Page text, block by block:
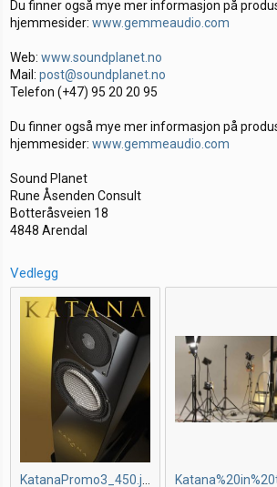
Du finner også mye mer informasjon på
hjemmesider: www.gemmeaudio.com
Web: www.soundplanet.no
Mail: post@soundplanet.no
Telefon (+47) 95 20 20 95
Du finner også mye mer informasjon på
hjemmesider: www.gemmeaudio.com
Sound Planet
Rune Åsenden Consult
Botteråsveien 18
4848 Arendal
Vedlegg